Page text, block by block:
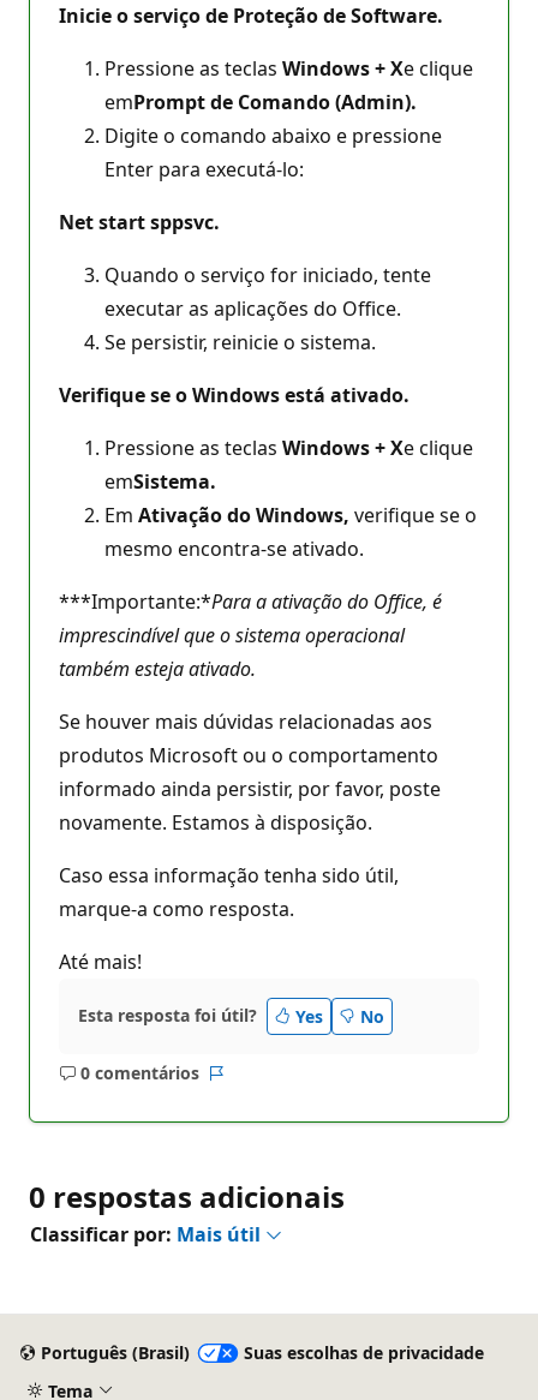
Inicie o serviço de Proteção de Software.
Pressione as teclas Windows + Xe clique
emPrompt de Comando (Admin).
Digite o comando abaixo e pressione
Enter para executá-lo:
Net start sppsvc.
Quando o serviço for iniciado, tente
executar as aplicações do Office.
Se persistir, reinicie o sistema.
Verifique se o Windows está ativado.
Pressione as teclas Windows + Xe clique
emSistema.
Em Ativação do Windows, verifique se o
mesmo encontra-se ativado.
***Importante:*Para a ativação do Office, é
imprescindível que o sistema operacional
também esteja ativado.
Se houver mais dúvidas relacionadas aos
produtos Microsoft ou o comportamento
informado ainda persistir, por favor, poste
novamente. Estamos à disposição.
Caso essa informação tenha sido útil,
marque-a como resposta.
Até mais!
Esta resposta foi útil? Yes No
0 comentários
Sem
0 respostas adicionais
Classificar por: Mais útil
Português (Brasil)
Suas escolhas de privacidade
Tema